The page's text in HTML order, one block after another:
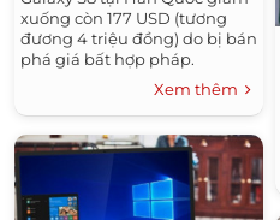
xuống còn 177 USD (tương
đương 4 triệu đồng) do bị bán
phá giá bất hợp pháp.
Xem thêm